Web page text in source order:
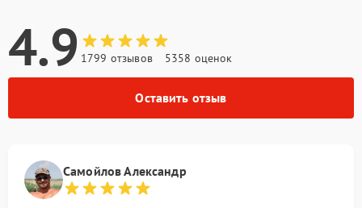
4.9 1799 отзывов 5358 оценок
Оставить отзыв
Самойлов Александр